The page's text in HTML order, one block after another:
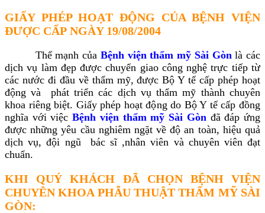
GIẤY PHÉP HOẠT ĐỘNG CỦA BỆNH VIỆN
ĐƯỢC CẤP NGÀY 19/08/2004
Thế mạnh của Bệnh viện thẩm mỹ Sài Gòn là các
dịch vụ làm đẹp được chuyển giao công nghệ trực tiếp từ
các nước đi đầu về thẩm mỹ, được Bộ Y tế cấp phép hoạt
động và phát triển các dịch vụ thẩm mỹ thành chuyên
khoa riêng biệt. Giấy phép hoạt động do Bộ Y tế cấp đồng
nghĩa với việcBệnh viện thẩm mỹ Sài Gòn đã đáp ứng
được những yêu cầu nghiêm ngặt về độ an toàn, hiệu quả
dịch vụ, đội ngũ bác sĩ ,nhân viên và chuyên viên đạt
chuẩn.
KHI QUÝ KHÁCH ĐÃ CHỌN BỆNH VIỆN
CHUYÊN KHOA PHẪU THUẬT THẨM MỸ SÀI
GÒN: